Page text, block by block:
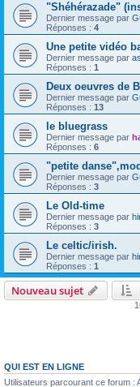
"Shéhérazade"
Dernier message par
Réponses : 4
Une petite vidéo
Dernier message par
Réponses : 1
Deux oeuvres de
Dernier message par
Réponses : 13
le bluegrass
Dernier message par
Réponses : 6
"petite
Dernier message par
Réponses : 3
Le Old-time
Dernier message par
Réponses : 3
Le celtic/irish.
Dernier message par
Réponses : 1
Nouveau sujet
QUI EST EN LIGNE
Utilisateurs parcourant ce forum :